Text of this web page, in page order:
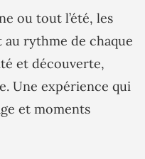
ou tout l’été, les
au rythme de chaque
et découverte,
Une expérience qui
et moments